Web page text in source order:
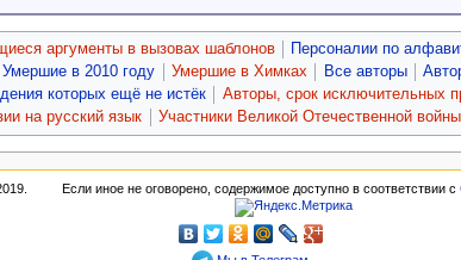
аргументы в вызовах шаблонов Персоналии по
Умершие в 2010 году Умершие в Химках Все авторы
которых ещё не истёк
Авторы, срок исключительных
на русский язык Участники Великой Отечественной войны
Если иное не оговорено, содержимое доступно в соответствии с